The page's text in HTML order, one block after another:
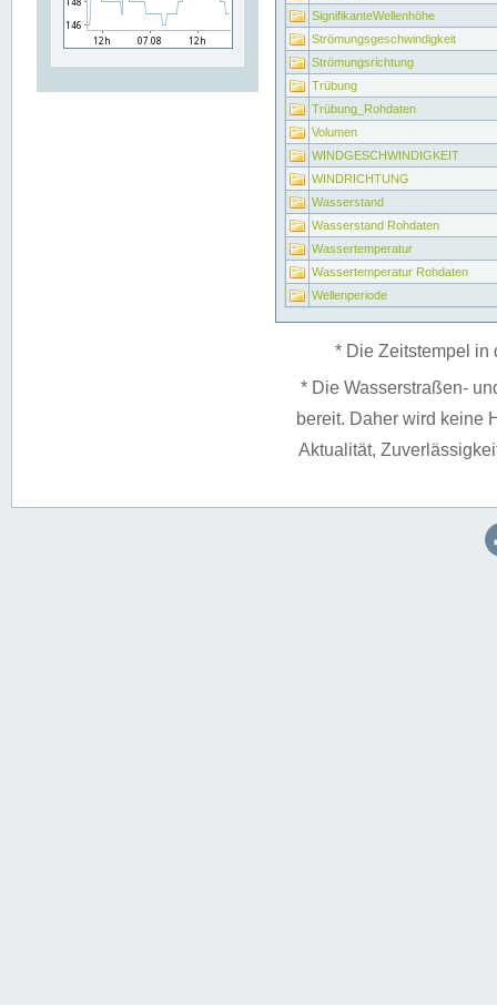
SignifikanteWellenhöhe
Strömungsgeschwindigkeit
Strömungsrichtung
Trübung
Trübung_Rohdaten
Volumen
WINDGESCHWINDIGKEIT
WINDRICHTUNG
Wasserstand
Wasserstand Rohdaten
Wassertemperatur
Wassertemperatur Rohdaten
Wellenperiode
* Die Zeitstempel in
* Die Wasserstraßen-
bereit. Daher wird keine
Aktualität,